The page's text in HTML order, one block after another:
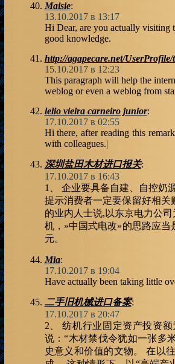
Maisie:
13.10.2017 в 13:17
Hi Dear, are you actually visiting
good knowledge.
http://agapecare.net/
15.10.2017 в 12:23
This paragraph will help the
weblog or even a weblog from
lelio vieira carneiro junior:
17.10.2017 в 02:55
Hi there, after reading this
with colleagues.|
深圳盐田木材进口报关:
17.10.2017 в 16:43
1、 企业要具备自建、自控奶
提示消费者一定要保留好相
的业内人士说,以东京电力公
机，»中国式电改»的思路应
元。
Mia:
17.10.2017 в 19:04
Have actually been taking little
二手旧机械进口备案:
17.10.2017 в 20:47
2、 纺机行业固定资产投资
说：“木材禁伐令犹如一张多
史意义和价值的文物。 在以